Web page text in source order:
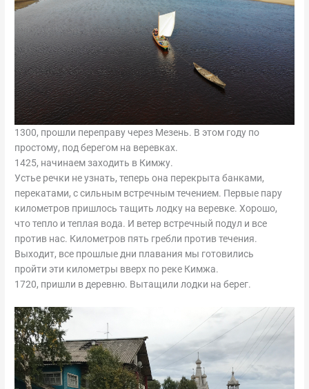
1300, прошли переправу через Мезень. В этом году по
простому, под берегом на веревках.
1425, начинаем заходить в Кимжу.
Устье речки не узнать, теперь она перекрыта банками,
перекатами, с сильным встречным течением. Первые пару
километров пришлось тащить лодку на веревке. Хорошо,
что тепло и теплая вода. И ветер встречный подул и все
против нас. Километров пять гребли против течения.
Выходит, все прошлые дни плавания мы готовились
пройти эти километры вверх по реке Кимжа.
1720, пришли в деревню. Вытащили лодки на берег.